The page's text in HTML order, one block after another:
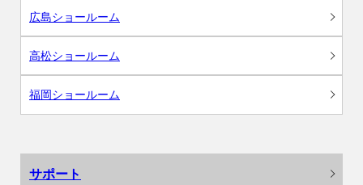
広島ショールーム
高松ショールーム
福岡ショールーム
サポート